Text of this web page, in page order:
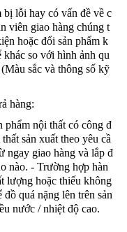
bị lỗi hay có vấn đề về c
viên giao hàng chúng t
hoặc đổi sản phẩm k
khác so với hình ảnh qu
sắc và thông số kỹ
hàng:
nội thất có công đ
sản xuất theo yêu cầ
ngay giao hàng và lắp đ
nào. - Trường hợp hàn
lượng hoặc thiếu không
quá nặng lên trên sản
nước / nhiệt độ cao.